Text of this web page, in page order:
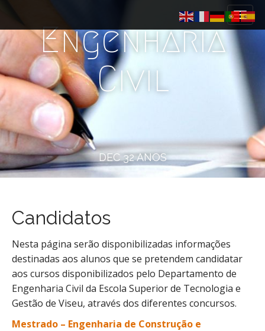
i
n
m
e
n
u
i
p
t
o
c
o
t
e
n
t
Engenharia
Civil
DEC 32 ANOS
Candidatos
Nesta página serão disponibilizadas informações
destinadas aos alunos que se pretendem candidatar
aos cursos disponibilizados pelo Departamento de
Engenharia Civil da Escola Superior de Tecnologia e
Gestão de Viseu, através dos diferentes concursos.
Mestrado – Engenharia de Construção e